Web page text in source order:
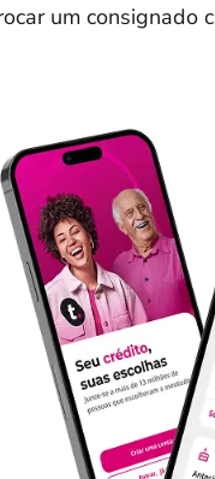
um consignado